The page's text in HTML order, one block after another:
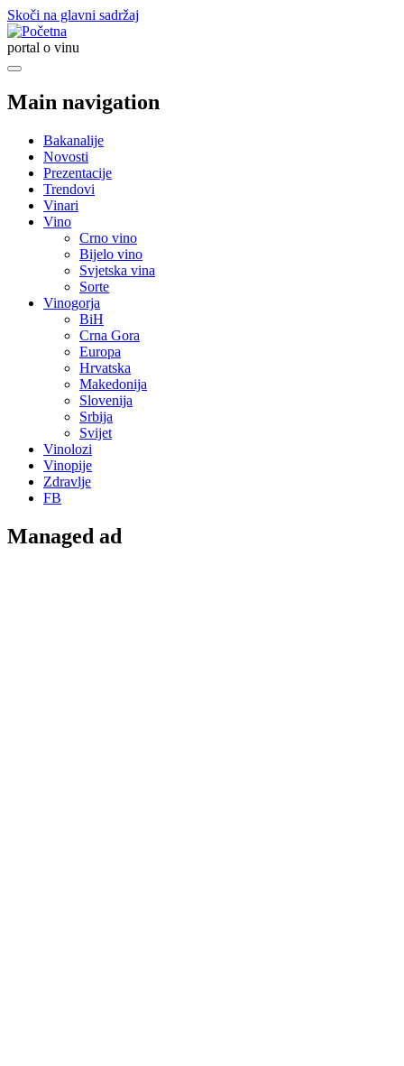
Skoči na glavni sadržaj
portal o vinu
Main navigation
Bakanalije
Novosti
Prezentacije
Trendovi
Vinari
Vino
Crno vino
Bijelo vino
Svjetska vina
Sorte
Vinogorja
BiH
Crna Gora
Europa
Hrvatska
Makedonija
Slovenija
Srbija
Svijet
Vinolozi
Vinopije
Zdravlje
FB
Managed ad